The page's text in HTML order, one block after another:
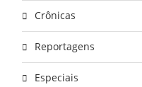
Crônicas
Reportagens
Especiais